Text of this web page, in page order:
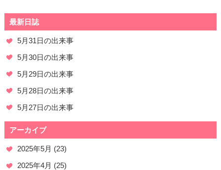
最新日誌
5月31日の出来事
5月30日の出来事
5月29日の出来事
5月28日の出来事
5月27日の出来事
アーカイブ
2025年5月 (23)
2025年4月 (25)